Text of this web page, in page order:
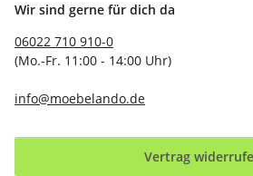
Wir sind gerne für dich da
06022 710 910-0
(Mo.-Fr. 11:00 - 14:00 Uhr)
info@moebelando.de
Vertrag